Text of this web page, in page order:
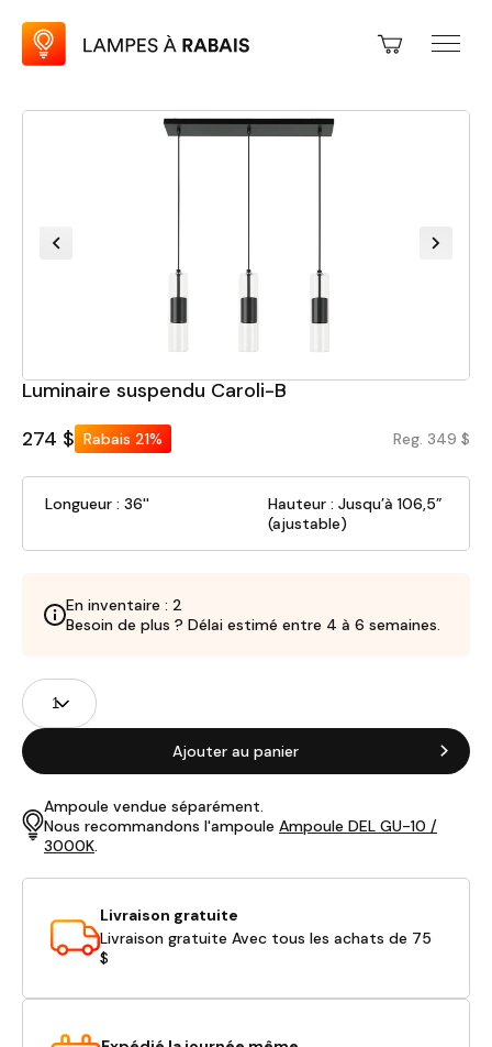
Luminaire suspendu Caroli-B
274 $ Rabais 21% Reg. 349 $
Longueur : 36''
Hauteur : Jusqu’à 106,5”
(ajustable)
En inventaire : 2
Besoin de plus ? Délai estimé entre 4 à 6 semaines.
Champs
de
produits
Quantité
Ajouter au panier
Ampoule vendue séparément.
Nous recommandons l'ampoule Ampoule DEL GU-10 /
3000K
Livraison gratuite
Livraison gratuite Avec tous les achats de 75
$